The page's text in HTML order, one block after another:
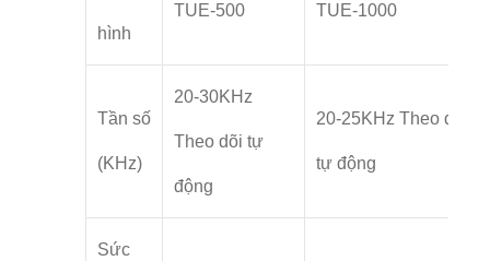
hình
TUE-500 TUE-1000
Tần số
(KHz)
20-30KHz
Theo dõi tự
động
20-25KHz Theo dõi
tự động
Sức